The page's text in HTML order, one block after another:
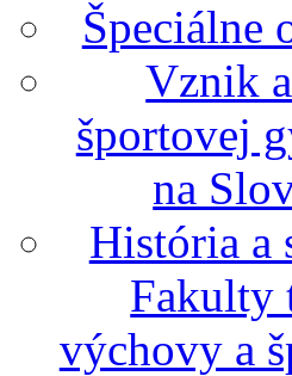
Špeciálne
Vznik
športovej
na
História a
Fakulty
výchovy a